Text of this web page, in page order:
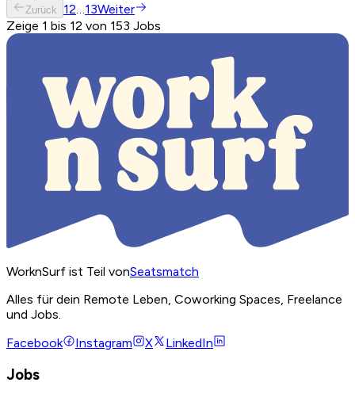
Zurück 12 13Weiter
Zeige 1 bis 12 von 153 Jobs
WorknSurf ist Teil vonSeatsmatch
Alles für dein Remote Leben, Coworking Spaces, Freelance
und Jobs.
Facebook
Instagram X LinkedIn
Jobs